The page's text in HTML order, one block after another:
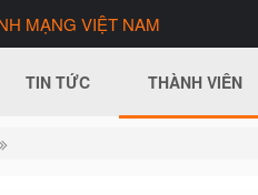
MẠNG VIỆT NAM
TIN TỨC THÀNH VIÊN